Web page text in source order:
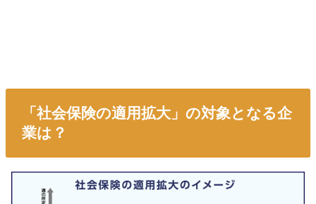
「社会保険の適用拡大」の対象となる企
業は？